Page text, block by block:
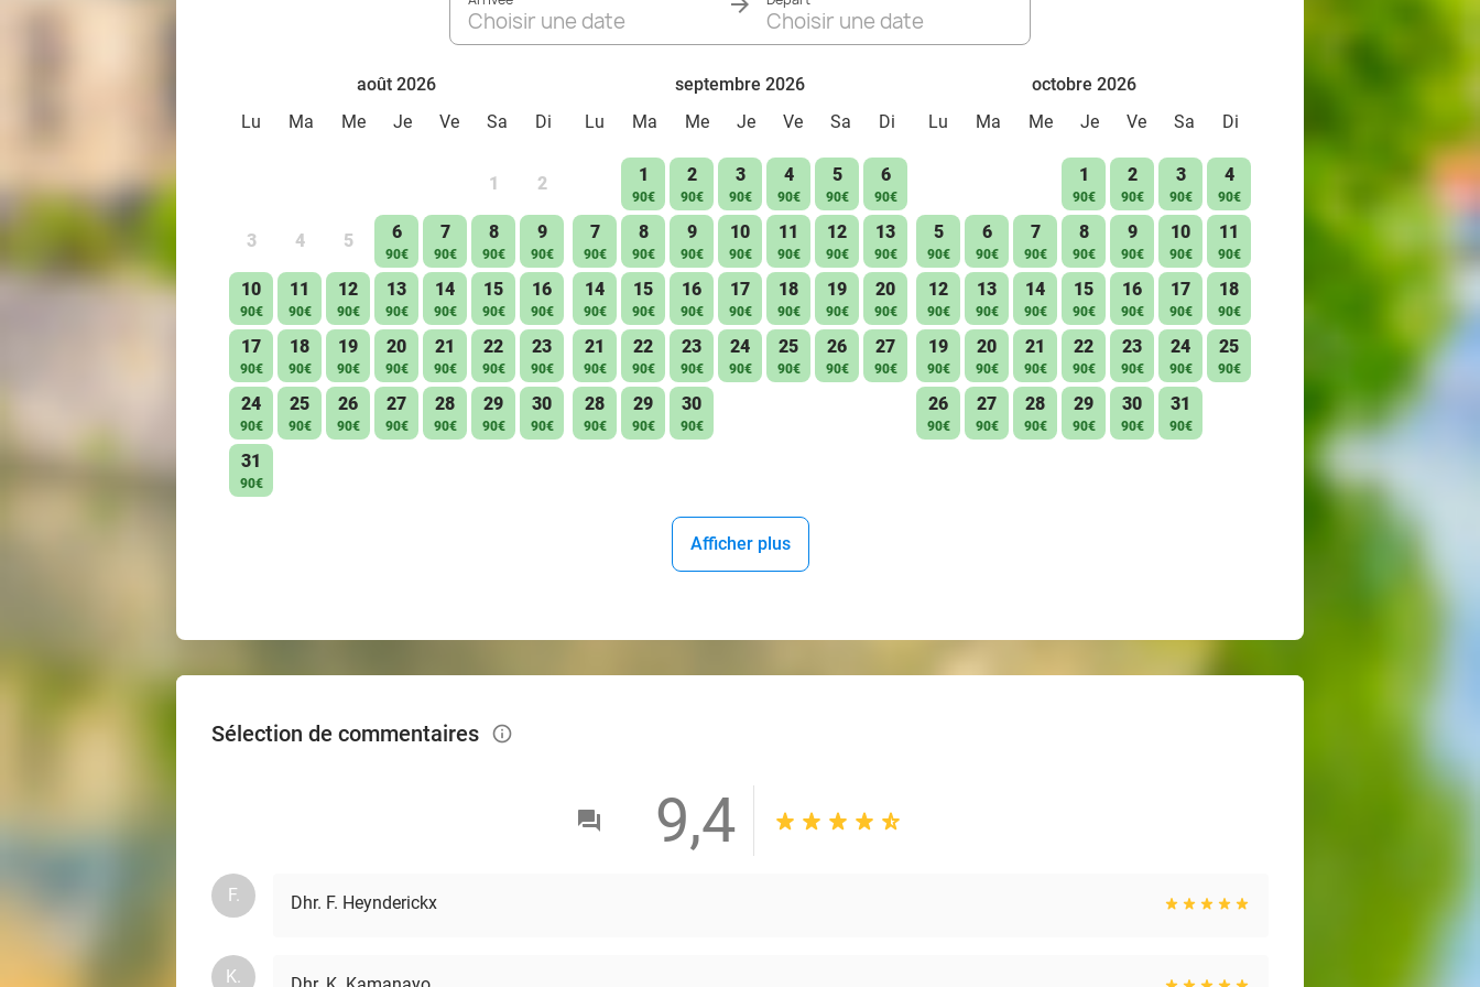
Télévision à écran plat
Choisir une date Choisir une date
août 2026
Lu
Ma Me Je Ve Sa Di
1 2
3 4 5 6
90€
7
90€
8
90€
9
90€
10
90€
11
90€
12
90€
13
90€
14
90€
15
90€
16
90€
17
90€
18
90€
19
90€
20
90€
21
90€
22
90€
23
90€
24
90€
25
90€
26
90€
27
90€
28
90€
29
90€
30
90€
31
90€
septembre 2026
Lu
Ma Me Je Ve Sa Di
1
90€
2
90€
3
90€
4
90€
5
90€
6
90€
7
90€
8
90€
9
90€
10
90€
11
90€
12
90€
13
90€
14
90€
15
90€
16
90€
17
90€
18
90€
19
90€
20
90€
21
90€
22
90€
23
90€
24
90€
25
90€
26
90€
27
90€
28
90€
29
90€
30
90€
octobre 2026
Lu
Ma Me Je Ve Sa Di
1
90€
2
90€
3
90€
4
90€
5
90€
6
90€
7
90€
8
90€
9
90€
10
90€
11
90€
12
90€
13
90€
14
90€
15
90€
16
90€
17
90€
18
90€
19
90€
20
90€
21
90€
22
90€
23
90€
24
90€
25
90€
26
90€
27
90€
28
90€
29
90€
30
90€
31
90€
Afficher plus
Sélection de commentaires info_outlined
9,4
F. Dhr. F. Heynderickx
K.